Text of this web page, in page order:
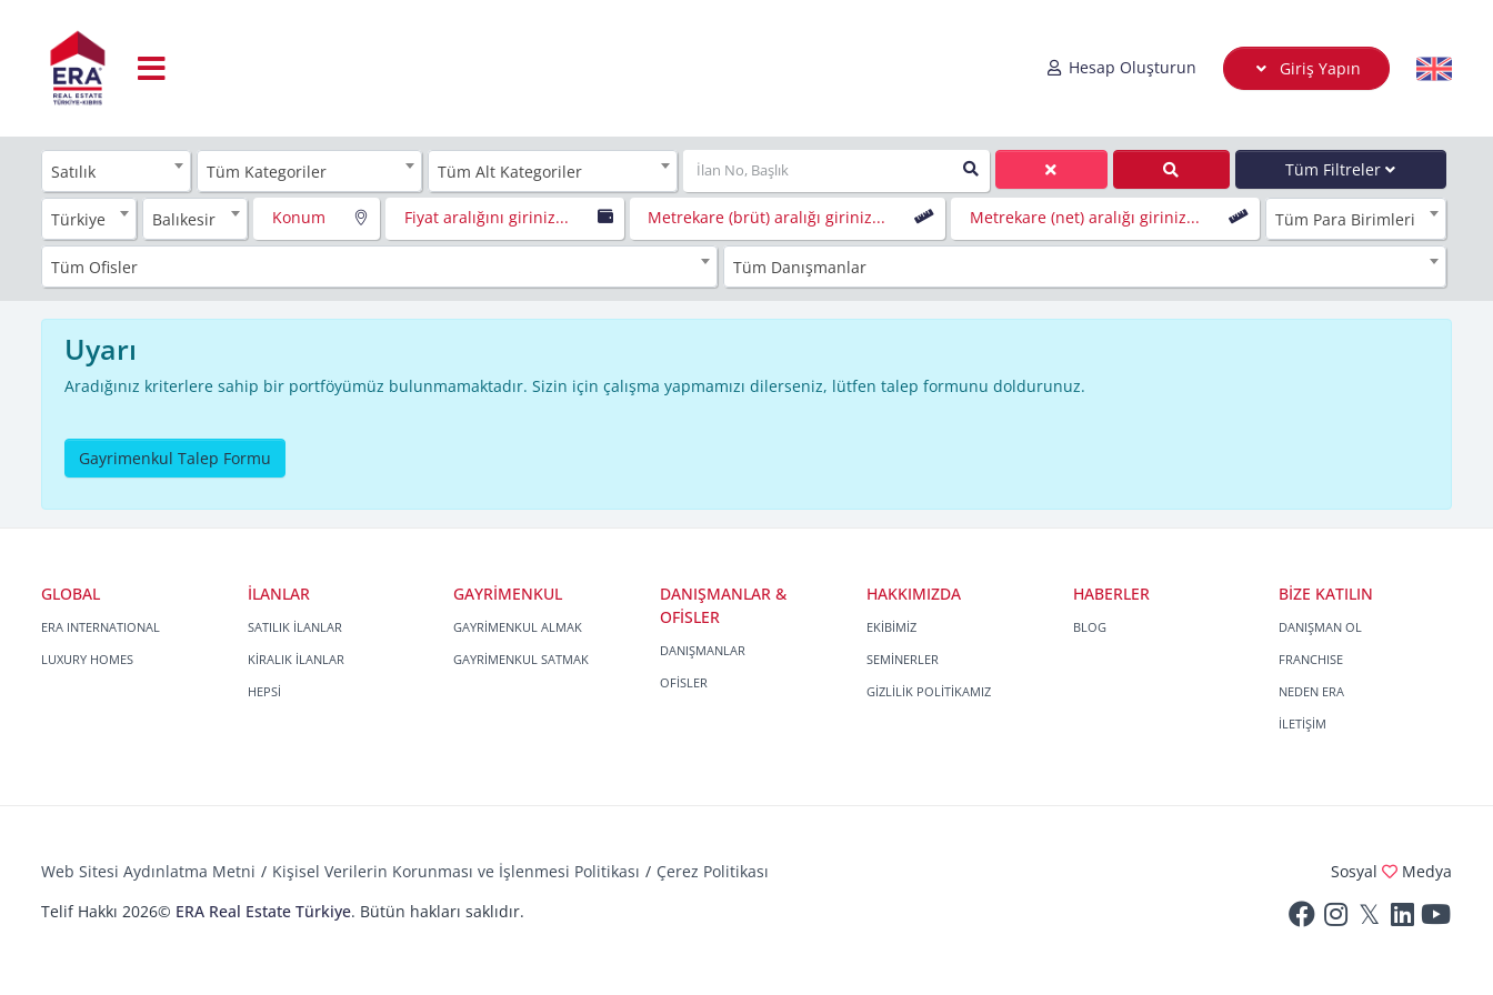
Hesap Oluşturun Giriş Yapın
Satılık Tüm Kategoriler Tüm Alt Kategoriler Tüm Filtreler
Türkiye Balıkesir Konum Fiyat aralığını giriniz... Metrekare (brüt) aralığı giriniz... Metrekare (net) aralığı giriniz... Tüm Para Birimleri
Tüm Ofisler Tüm Danışmanlar
Uyarı
Aradığınız kriterlere sahip bir portföyümüz bulunmamaktadır. Sizin için çalışma yapmamızı dilerseniz, lütfen talep formunu doldurunuz.
Gayrimenkul Talep Formu
GLOBAL
ERA INTERNATIONAL
LUXURY HOMES
İLANLAR
SATILIK İLANLAR
KİRALIK İLANLAR
HEPSİ
GAYRİMENKUL
GAYRİMENKUL ALMAK
GAYRİMENKUL SATMAK
DANIŞMANLAR &
OFİSLER
DANIŞMANLAR
OFİSLER
HAKKIMIZDA
EKİBİMİZ
SEMİNERLER
GİZLİLİK POLİTİKAMIZ
HABERLER
BLOG
BİZE KATILIN
DANIŞMAN OL
FRANCHISE
NEDEN ERA
İLETİŞİM
Web Sitesi Aydınlatma Metni Kişisel Verilerin Korunması ve İşlenmesi Politikası
Çerez Politikası
Telif Hakkı 2026© ERA Real Estate Türkiye. Bütün hakları saklıdır.
Sosyal Medya